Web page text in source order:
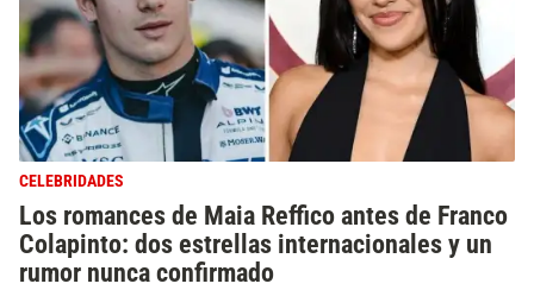
CELEBRIDADES
Los romances de Maia Reffico antes de Franco
Colapinto: dos estrellas internacionales y un
rumor nunca confirmado